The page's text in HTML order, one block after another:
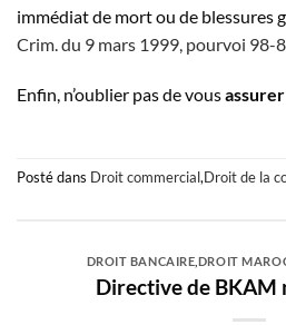
immédiat de mort ou de blessures
Crim. du 9 mars 1999, pourvoi 98-
Enfin, n’oublier pas de vousassurer
Posté dans Droit commercial,Droit de la
DROIT BANCAIRE DROIT
Directive de BKAM